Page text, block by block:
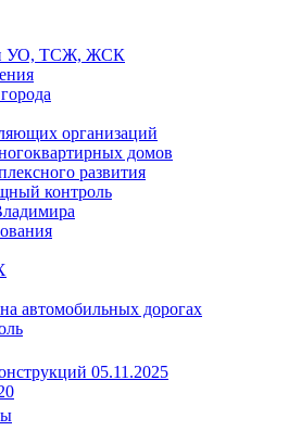
УО, ТСЖ, ЖСК
организаций
домов
развития
контроль
автомобильных дорогах
05.11.2025